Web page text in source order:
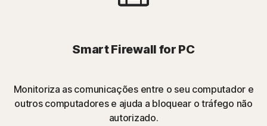
Smart Firewall for PC
Monitoriza as comunicações entre o seu computador e
outros computadores e ajuda a bloquear o tráfego não
autorizado.